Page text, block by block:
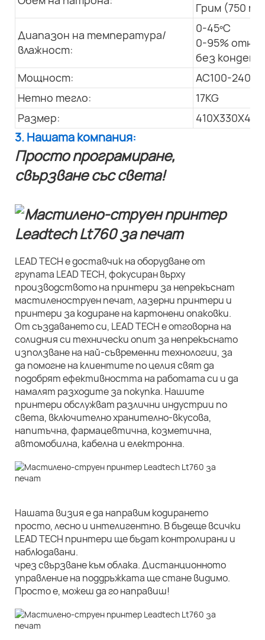
Грим (750 мл)
Диапазон на температура/
влажност:
0-45ºC
0-95%
без
Мощност:
AC100-240V;
Нетно тегло:
17KG
Размер:
3. Нашата компания:
Просто програмиране,
свързване със света!
LEAD TECH е доставчик на оборудване от
групата LEAD TECH, фокусиран върху
производството на принтери за непрекъснат
мастиленоструен печат, лазерни принтери и
принтери за кодиране на картонени опаковки.
От създаването си, LEAD TECH е отговорна на
солидния си технически опит за непрекъснато
използване на най-съвременни технологии, за
да помогне на клиентите по целия свят да
подобрят ефективността на работата си и да
намалят разходите за покупка. Нашите
принтери обслужват различни индустрии по
света, включително хранително-вкусова,
напитъчна, фармацевтична, козметична,
автомобилна, кабелна и електронна.
Нашата визия е да направим кодирането
просто, лесно и интелигентно. В бъдеще всички
LEAD TECH принтери ще бъдат контролирани и
наблюдавани.
чрез свързване към облака. Дистанционното
управление на поддръжката ще стане видимо.
Просто е, можеш да го направиш!